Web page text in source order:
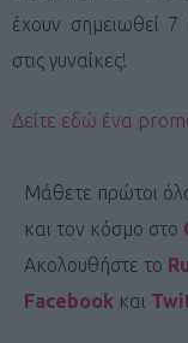
έχουν σημειωθεί
στις γυναίκες!
Δείτε εδώ ένα
Μάθετε πρώτοι
και τον κόσμο στο
Ακολουθήστε το
Facebook και